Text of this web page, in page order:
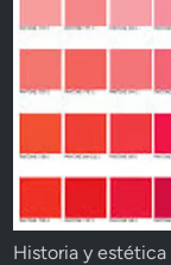
Historia y estética